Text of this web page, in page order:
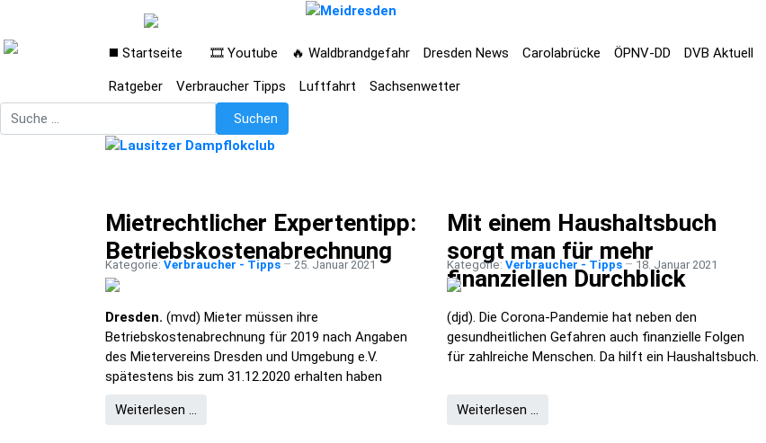
◼️ Startseite 🎞️ Youtube 🔥 Waldbrandgefahr Dresden News Carolabrücke ÖPNV-DD DVB Aktuell
Ratgeber Verbraucher Tipps Luftfahrt
Sachsenwetter
Suchen
Suchen
Mietrechtlicher Expertentipp:
Betriebskostenabrechnung
Kategorie: Verbraucher - Tipps 25. Januar 2021
Dresden. (mvd) Mieter müssen ihre
Betriebskostenabrechnung für 2019 nach Angaben
des Mietervereins Dresden und Umgebung e.V.
spätestens bis zum 31.12.2020 erhalten haben
Weiterlesen …
Mit einem Haushaltsbuch
sorgt man für mehr
finanziellen Durchblick
Kategorie: Verbraucher - Tipps 18. Januar 2021
(djd). Die Corona-Pandemie hat neben den
gesundheitlichen Gefahren auch finanzielle Folgen
für zahlreiche Menschen. Da hilft ein Haushaltsbuch.
Weiterlesen …